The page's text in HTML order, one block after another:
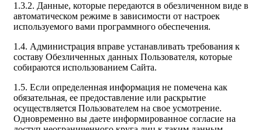
1.3.2. Данные, которые передаются в обезличенном виде в
автоматическом режиме в зависимости от настроек
используемого вами программного обеспечения.
1.4. Администрация вправе устанавливать требования к
составу Обезличенных данных Пользователя, которые
собираются использованием Сайта.
1.5. Если определенная информация не помечена как
обязательная, ее предоставление или раскрытие
осуществляется Пользователем на свое усмотрение.
Одновременно вы даете информированное согласие на